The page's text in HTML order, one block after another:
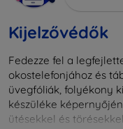
Kijelzővédők
Fedezze fel a
okostelefonjához és
üvegfóliák, folyékony
készüléke
ütésekkel és